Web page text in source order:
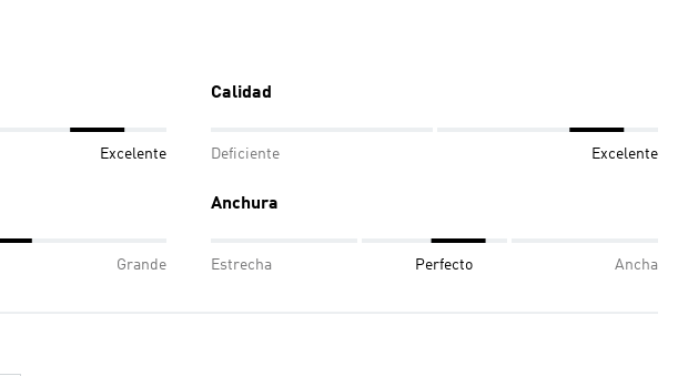
Excelente
Calidad
Deficiente Excelente
Grande
Anchura
Estrecha Perfecto Ancha